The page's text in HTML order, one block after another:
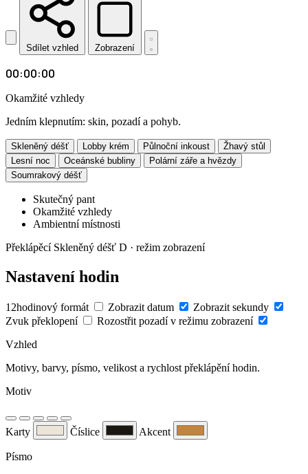
Sdílet vzhled Zobrazení
00:00:00
Okamžité vzhledy
Jedním klepnutím: skin, pozadí a pohyb.
Skleněný déšť Lobby krém Půlnoční inkoust
Žhavý stůl
Lesní noc
Oceánské bubliny
Polární záře a hvězdy
Soumrakový déšť
Skutečný pant
Okamžité vzhledy
Ambientní místnosti
Překlápěcí Skleněný déšť D · režim zobrazení
Nastavení hodin
12hodinový formát Zobrazit datum
Zobrazit sekundy
Zvuk překlopení
Rozostřit pozadí v režimu zobrazení
Vzhled
Motivy, barvy, písmo, velikost a rychlost překlápění hodin.
Motiv
Karty Číslice Akcent
Písmo